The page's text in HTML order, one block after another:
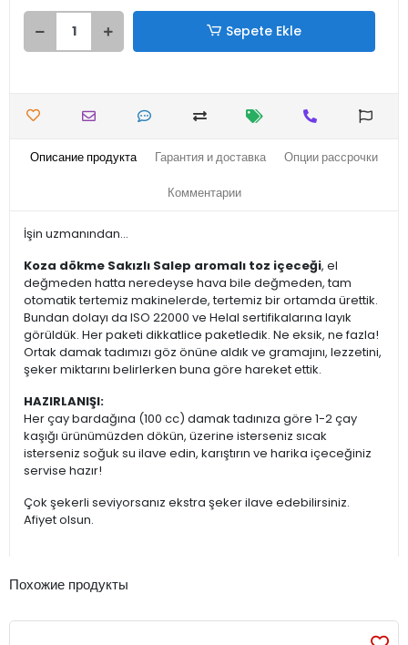
Sepete Ekle
Описание продукта Гарантия и доставка Опции рассрочки
Комментарии
İşin uzmanından...
Koza dökme Sakızlı Salep aromalı toz içeceği, el
değmeden hatta neredeyse hava bile değmeden, tam
otomatik tertemiz makinelerde, tertemiz bir ortamda ürettik.
Bundan dolayı da ISO 22000 ve Helal sertifikalarına layık
görüldük. Her paketi dikkatlice paketledik. Ne eksik, ne fazla!
Ortak damak tadımızı göz önüne aldık ve gramajını, lezzetini,
şeker miktarını belirlerken buna göre hareket ettik.
HAZIRLANIŞI:
Her çay bardağına (100 cc) damak tadınıza göre 1-2 çay
kaşığı ürünümüzden dökün, üzerine isterseniz sıcak
isterseniz soğuk su ilave edin, karıştırın ve harika içeceğiniz
servise hazır!
Çok şekerli seviyorsanız ekstra şeker ilave edebilirsiniz.
Afiyet olsun.
Похожие продукты